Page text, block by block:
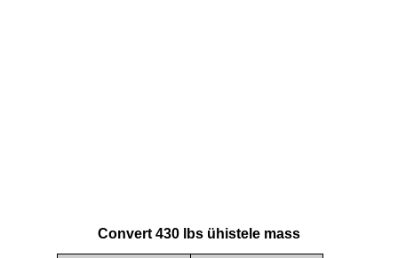
Convert 430 lbs ühistele mass